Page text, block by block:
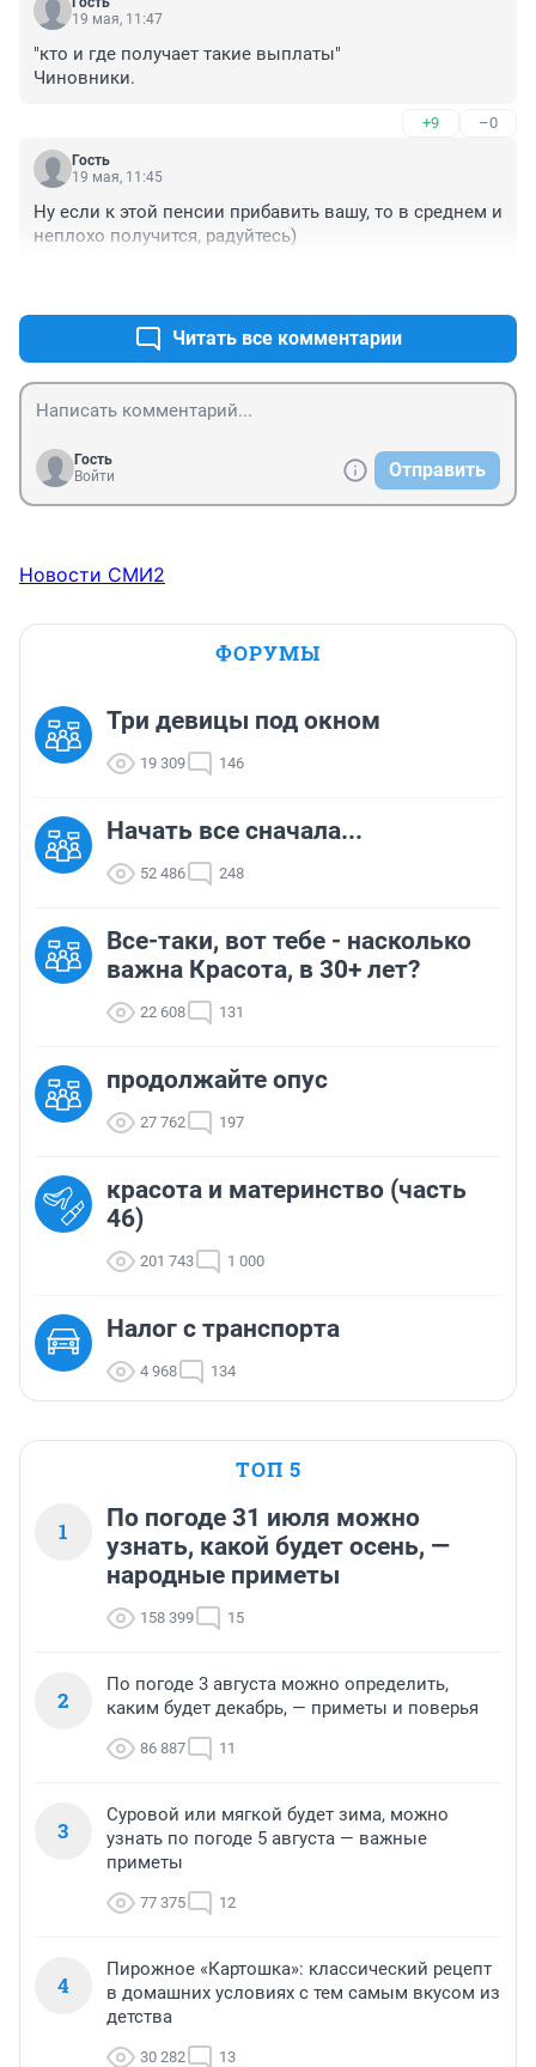
19 мая, 11:47
"кто и где получает такие выплаты"
Чиновники.
+9 –0
Гость
19 мая, 11:45
Ну если к этой пенсии прибавить вашу, то в среднем и
неплохо получится, радуйтесь)
Читать все комментарии
Гость
Войти
Отправить
Новости СМИ2
ФОРУМЫ
Три девицы под окном
19 309 146
Начать все сначала...
52 486 248
Все-таки, вот тебе - насколько
важна Красота, в 30+ лет?
22 608 131
продолжайте опус
27 762 197
красота и материнство (часть
46)
201 743 1 000
Налог с транспорта
4 968 134
ТОП 5
1
По погоде 31 июля можно
узнать, какой будет осень, —
народные приметы
158 399 15
2
По погоде 3 августа можно определить,
каким будет декабрь, — приметы и поверья
86 887 11
3
Суровой или мягкой будет зима, можно
узнать по погоде 5 августа — важные
приметы
77 375 12
4
Пирожное «Картошка»: классический рецепт
в домашних условиях с тем самым вкусом из
детства
30 282 13